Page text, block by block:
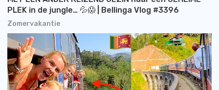
Zomervakantie
PLEK in de jungle… 💦😱 | Bellinga Vlog #3396